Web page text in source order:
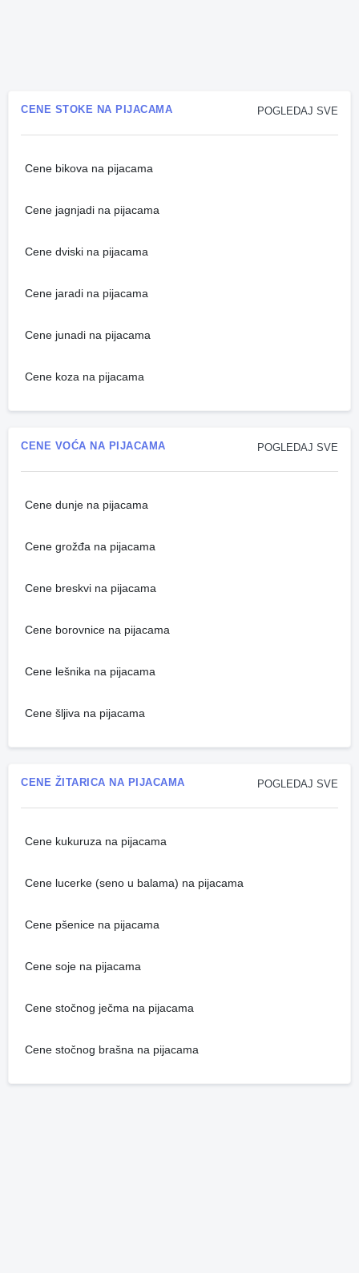
POGLEDAJ SVE
CENE STOKE NA PIJACAMA
Cene bikova na pijacama
Cene jagnjadi na pijacama
Cene dviski na pijacama
Cene jaradi na pijacama
Cene junadi na pijacama
Cene koza na pijacama
POGLEDAJ SVE
CENE VOĆA NA PIJACAMA
Cene dunje na pijacama
Cene grožđa na pijacama
Cene breskvi na pijacama
Cene borovnice na pijacama
Cene lešnika na pijacama
Cene šljiva na pijacama
POGLEDAJ SVE
CENE ŽITARICA NA PIJACAMA
Cene kukuruza na pijacama
Cene lucerke (seno u balama) na pijacama
Cene pšenice na pijacama
Cene soje na pijacama
Cene stočnog ječma na pijacama
Cene stočnog brašna na pijacama